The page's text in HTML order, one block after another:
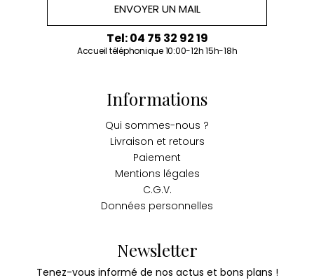
ENVOYER UN MAIL
Tel: 04 75 32 92 19
Accueil téléphonique 10:00-12h 15h-18h
Informations
Qui sommes-nous ?
Livraison et retours
Paiement
Mentions légales
C.G.V.
Données personnelles
Newsletter
Tenez-vous informé de nos actus et bons plans !